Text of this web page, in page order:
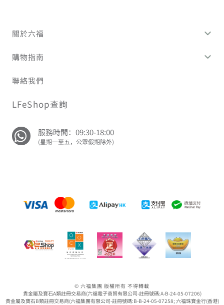
關於六福
購物指南
聯絡我們
LFeShop查詢
服務時間：09:30-18:00
(星期一至五，公眾假期除外)
© 六福集團 版權所有 不得轉載
貴金屬及寶石A類註冊交易商(六福電子商貿有限公司-註冊號碼:A-B-24-05-07206)
貴金屬及寶石B類註冊交易商(六福集團有限公司-註冊號碼:B-B-24-05-07258; 六福珠寶金行(香港)